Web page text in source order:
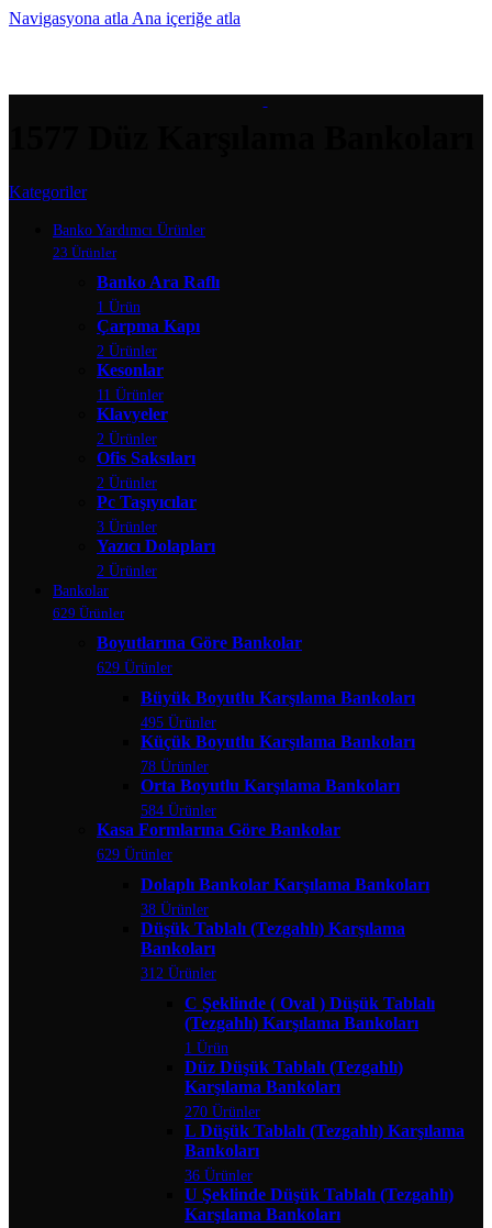
Navigasyona atla Ana içeriğe atla
Kategoriler
Banko Yardımcı Ürünler
23 Ürünler
Banko Ara Raflı
1 Ürün
Çarpma Kapı
2 Ürünler
Kesonlar
11 Ürünler
Klavyeler
2 Ürünler
Ofis Saksıları
2 Ürünler
Pc Taşıyıcılar
3 Ürünler
Yazıcı Dolapları
2 Ürünler
Bankolar
629 Ürünler
Boyutlarına Göre Bankolar
629 Ürünler
Büyük Boyutlu Karşılama Bankoları
495 Ürünler
Küçük Boyutlu Karşılama Bankoları
78 Ürünler
Orta Boyutlu Karşılama Bankoları
584 Ürünler
Kasa Formlarına Göre Bankolar
629 Ürünler
Dolaplı Bankolar Karşılama Bankoları
38 Ürünler
Düşük Tablalı (Tezgahlı) Karşılama
Bankoları
312 Ürünler
C Şeklinde ( Oval ) Düşük Tablalı
(Tezgahlı) Karşılama Bankoları
1 Ürün
Düz Düşük Tablalı (Tezgahlı)
Karşılama Bankoları
270 Ürünler
L Düşük Tablalı (Tezgahlı) Karşılama
Bankoları
36 Ürünler
U Şeklinde Düşük Tablalı (Tezgahlı)
Karşılama Bankoları